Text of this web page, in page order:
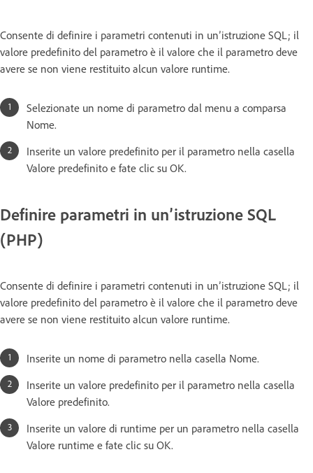
Consente di definire i parametri contenuti in un’istruzione SQL; il
valore predefinito del parametro è il valore che il parametro deve
avere se non viene restituito alcun valore runtime.
Selezionate un nome di parametro dal menu a comparsa
Nome.
Inserite un valore predefinito per il parametro nella casella
Valore predefinito e fate clic su OK.
Definire parametri in un’istruzione SQL
(PHP)
Consente di definire i parametri contenuti in un’istruzione SQL; il
valore predefinito del parametro è il valore che il parametro deve
avere se non viene restituito alcun valore runtime.
Inserite un nome di parametro nella casella Nome.
Inserite un valore predefinito per il parametro nella casella
Valore predefinito.
Inserite un valore di runtime per un parametro nella casella
Valore runtime e fate clic su OK.